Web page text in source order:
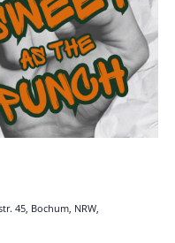
45, Bochum, NRW,